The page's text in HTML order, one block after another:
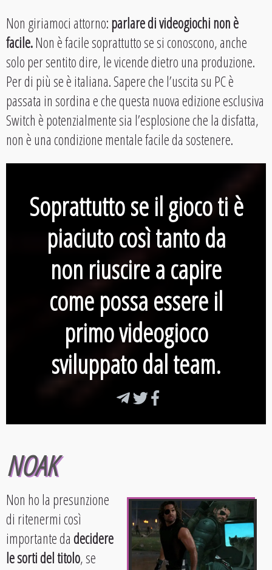
Non giriamoci attorno:parlare di videogiochi non è
facile.Non è facile soprattutto se si conoscono, anche
solo per sentito dire, le vicende dietro una produzione.
Per di più se è italiana. Sapere che l’uscita su PC è
passata in sordina e che questa nuova edizione esclusiva
Switch è potenzialmente sia l’esplosione che la disfatta,
non è una condizione mentale facile da sostenere.
Soprattutto se il gioco ti è
piaciuto così tanto da
non riuscire a capire
come possa essere il
primo videogioco
sviluppato dal team.
NOAK
Non ho la presunzione
di ritenermi così
importante dadecidere
le sorti del titolo, se